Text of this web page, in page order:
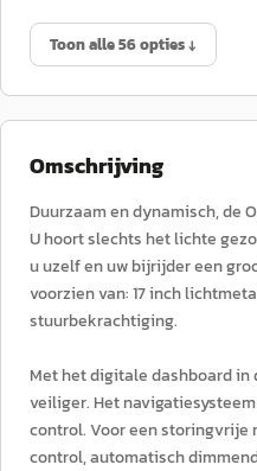
Toon alle 56 opties ↓
Omschrijving
Duurzaam en dynamisch, de
U hoort slechts het lichte
u uzelf en uw bijrijder een
voorzien van: 17 inch
stuurbekrachtiging.
Met het digitale dashboard in
veiliger. Het
control. Voor een storingvrije
control, automatisch